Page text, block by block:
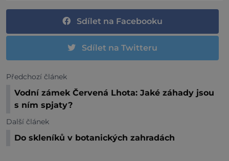
Sdílet na Facebooku
Sdílet na Twitteru
Předchozí článek
Vodní zámek Červená Lhota: Jaké záhady jsou
s ním spjaty?
Další článek
Do skleníků v botanických zahradách